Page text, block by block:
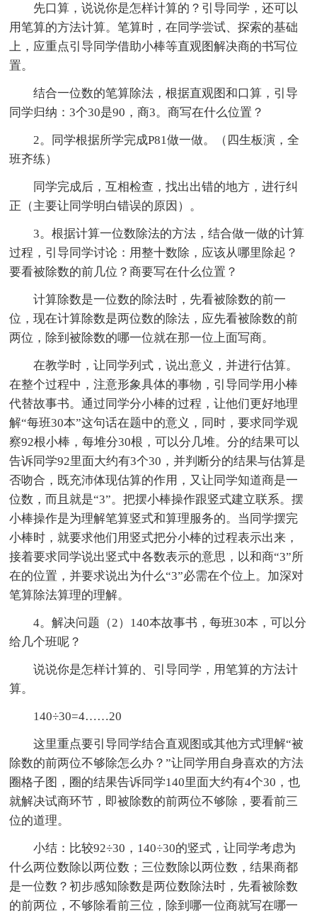
先口算，说说你是怎样计算的？引导同学，还可以
用笔算的方法计算。笔算时，在同学尝试、探索的基础
上，应重点引导同学借助小棒等直观图解决商的书写位
置。
结合一位数的笔算除法，根据直观图和口算，引导
同学归纳：3个30是90，商3。商写在什么位置？
2。同学根据所学完成P81做一做。（四生板演，全
班齐练）
同学完成后，互相检查，找出出错的地方，进行纠
正（主要让同学明白错误的原因）。
3。根据计算一位数除法的方法，结合做一做的计算
过程，引导同学讨论：用整十数除，应该从哪里除起？
要看被除数的前几位？商要写在什么位置？
计算除数是一位数的除法时，先看被除数的前一
位，现在计算除数是两位数的除法，应先看被除数的前
两位，除到被除数的哪一位就在那一位上面写商。
在教学时，让同学列式，说出意义，并进行估算。
在整个过程中，注意形象具体的事物，引导同学用小棒
代替故事书。通过同学分小棒的过程，让他们更好地理
解“每班30本”这句话在题中的意义，同时，要求同学观
察92根小棒，每堆分30根，可以分几堆。分的结果可以
告诉同学92里面大约有3个30，并判断分的结果与估算是
否吻合，既充沛体现估算的作用，又让同学知道商是一
位数，而且就是“3”。把摆小棒操作跟竖式建立联系。摆
小棒操作是为理解笔算竖式和算理服务的。当同学摆完
小棒时，就要求他们用竖式把分小棒的过程表示出来，
接着要求同学说出竖式中各数表示的意思，以和商“3”所
在的位置，并要求说出为什么“3”必需在个位上。加深对
笔算除法算理的理解。
4。解决问题（2）140本故事书，每班30本，可以分
给几个班呢？
说说你是怎样计算的、引导同学，用笔算的方法计
算。
140÷30=4……20
这里重点要引导同学结合直观图或其他方式理解“被
除数的前两位不够除怎么办？”让同学用自身喜欢的方法
圈格子图，圈的结果告诉同学140里面大约有4个30，也
就解决试商环节，即被除数的前两位不够除，要看前三
位的道理。
小结：比较92÷30，140÷30的竖式，让同学考虑为
什么两位数除以两位数；三位数除以两位数，结果商都
是一位数？初步感知除数是两位数除法时，先看被除数
的前两位，不够除看前三位，除到哪一位商就写在哪一